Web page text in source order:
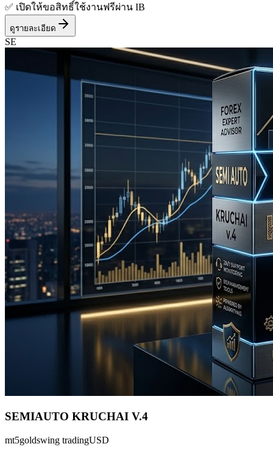
✅ เปิดให้ขอสิทธิ์ใช้งานฟรีผ่าน IB
ดูรายละเอียด
SE
SEMIAUTO KRUCHAI V.4
mt5goldswing tradingUSD